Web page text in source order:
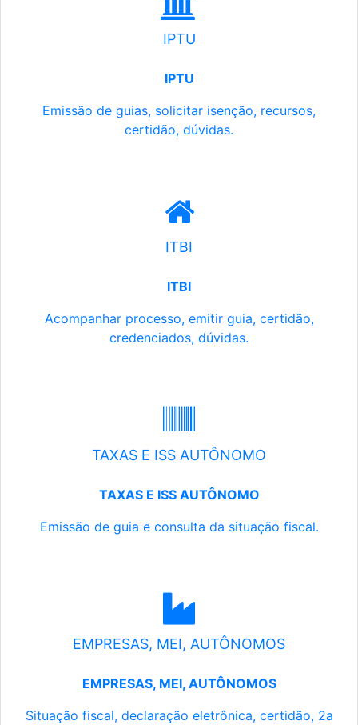
IPTU
IPTU
Emissão de guias, solicitar isenção, recursos,
certidão, dúvidas.
ITBI
ITBI
Acompanhar processo, emitir guia, certidão,
credenciados, dúvidas.
TAXAS E ISS AUTÔNOMO
TAXAS E ISS AUTÔNOMO
Emissão de guia e consulta da situação fiscal.
EMPRESAS, MEI, AUTÔNOMOS
EMPRESAS, MEI, AUTÔNOMOS
Situação fiscal, declaração eletrônica, certidão, 2a